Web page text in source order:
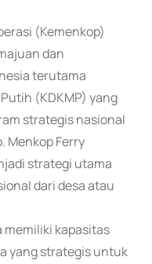
(Kemenkop)
dan
terutama
(KDKMP) yang
strategis nasional
Menkop Ferry
strategi utama
dari desa atau
memiliki kapasitas
yang strategis untuk